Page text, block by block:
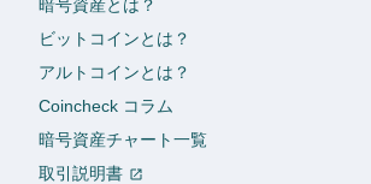
暗号資産とは？
ビットコインとは？
アルトコインとは？
Coincheck コラム
暗号資産チャート一覧
取引説明書